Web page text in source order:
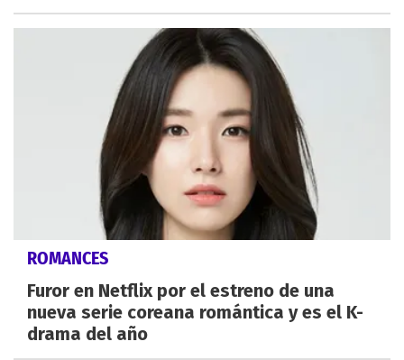
ROMANCES
Furor en Netflix por el estreno de una
nueva serie coreana romántica y es el K-
drama del año